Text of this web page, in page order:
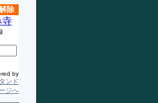
除
寺
by